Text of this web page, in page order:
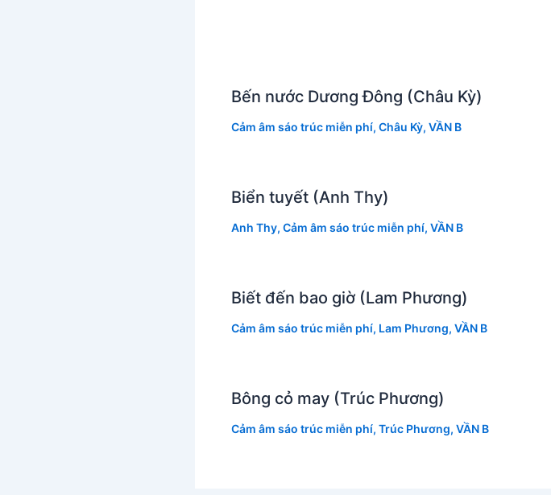
Bến nước Dương Đông (Châu Kỳ)
Cảm âm sáo trúc miễn phí, Châu Kỳ, VẦN B
Biển tuyết (Anh Thy)
Anh Thy, Cảm âm sáo trúc miễn phí, VẦN B
Biết đến bao giờ (Lam Phương)
Cảm âm sáo trúc miễn phí, Lam Phương, VẦN B
Bông cỏ may (Trúc Phương)
Cảm âm sáo trúc miễn phí, Trúc Phương, VẦN B